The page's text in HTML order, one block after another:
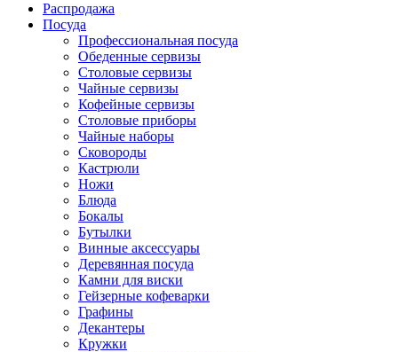
Распродажа
Посуда
Профессиональная посуда
Обеденные сервизы
Столовые сервизы
Чайные сервизы
Кофейные сервизы
Столовые приборы
Чайные наборы
Сковороды
Кастрюли
Ножи
Блюда
Бокалы
Бутылки
Винные аксессуары
Деревянная посуда
Камни для виски
Гейзерные кофеварки
Графины
Декантеры
Кружки